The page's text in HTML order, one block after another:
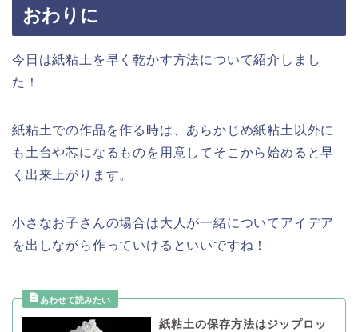
おわりに
今日は紙粘土を早く乾かす方法について紹介しまし
た！
紙粘土での作品を作る時は、あらかじめ紙粘土以外に
も土台や芯になるものを用意してそこから始めると早
く出来上がります。
小さなお子さんの場合は大人が一緒についてアイデア
を出しながら作っていけるといいですね！
紙粘土の保存方法はジップロッ